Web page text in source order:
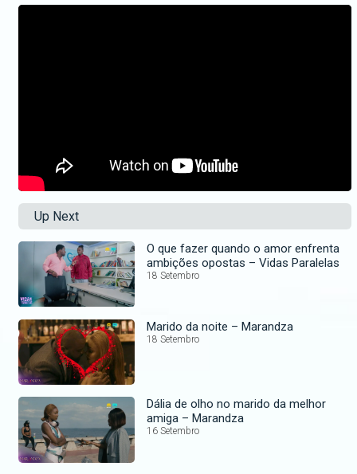
Up Next
O que fazer quando o amor enfrenta
ambições opostas – Vidas Paralelas
18 Setembro
Marido da noite – Marandza
18 Setembro
Dália de olho no marido da melhor
amiga – Marandza
16 Setembro